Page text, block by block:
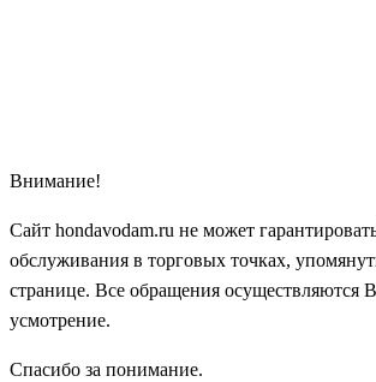
Внимание!
Сайт hondavodam.ru не может
обслуживания в торговых точках,
странице. Все обращения осуществляются
усмотрение.
Спасибо за понимание.